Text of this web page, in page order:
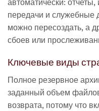
передачи и служебные
можно пересоздать, а
сбоев или
Ключевые виды
Полное резервное
заданный объем
возврата, потому что